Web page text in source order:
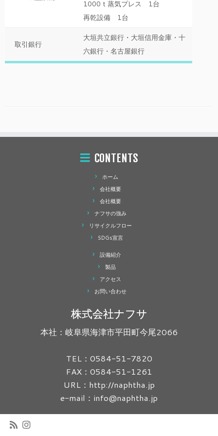
1000ｔ蒸気プレス 1台
再乾設備 1台
取引銀行
大垣共立銀行・大垣信用金庫・十
六銀行・名古屋銀行
CONTENTS
ホーム
会社概要
会社概要
ナフサの強み
リサイクルフロー
SDGs宣言
設備紹介
製品
アクセス
お問い合わせ
株式会社ナフサ
本社：岐阜県海津市平田町今尾2066
TEL：0584-51-7820
FAX：0584-51-1261
URL：http://naphtha.jp
e-mail：info@naphtha.jp